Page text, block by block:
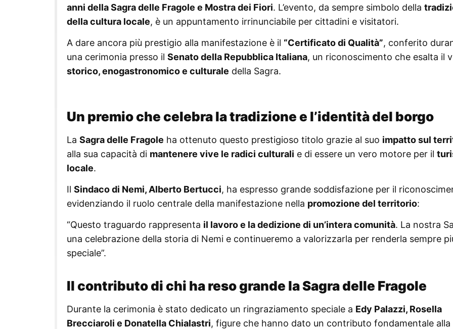
anni della Sagra delle Fragole e Mostra dei Fiori. L’evento, da sempre simbolo della
della cultura locale, è un appuntamento irrinunciabile per cittadini e visitatori.
A dare ancora più prestigio alla manifestazione è il “Certificato di Qualità”, conferito
una cerimonia presso il Senato della Repubblica Italiana, un riconoscimento che esalta il
storico, enogastronomico e culturale della Sagra.
Un premio che celebra la tradizione e l’identità del borgo
La Sagra delle Fragole ha ottenuto questo prestigioso titolo grazie al suo impatto sul
alla sua capacità di mantenere vive le radici culturali e di essere un vero motore per il
locale.
Il Sindaco di Nemi, Alberto Bertucci, ha espresso grande soddisfazione per il
evidenziando il ruolo centrale della manifestazione nella promozione del territorio:
“Questo traguardo rappresenta il lavoro e la dedizione di un’intera comunità. La nostra
una celebrazione della storia di Nemi e continueremo a valorizzarla per renderla sempre
speciale”.
Il contributo di chi ha reso grande la Sagra delle Fragole
Durante la cerimonia è stato dedicato un ringraziamento speciale a Edy Palazzi, Rosella
Brecciaroli e Donatella Chialastri, figure che hanno dato un contributo fondamentale alla